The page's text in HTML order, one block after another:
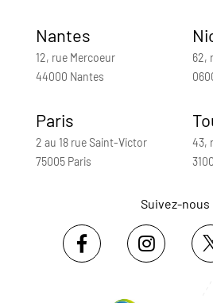
Nantes
12, rue Mercoeur
44000 Nantes
62,
Paris
2 au 18 rue Saint-Victor
75005 Paris
43,
Suivez-nous